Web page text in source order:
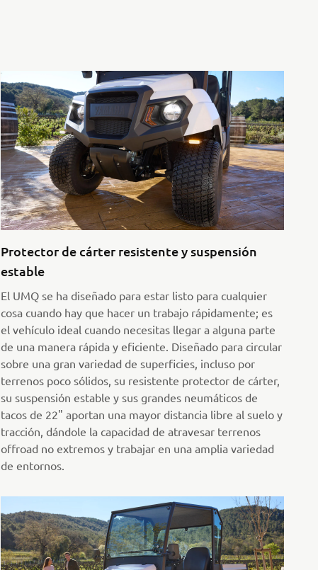
Protector de cárter resistente y suspensión
estable
El UMQ se ha diseñado para estar listo para cualquier
cosa cuando hay que hacer un trabajo rápidamente; es
el vehículo ideal cuando necesitas llegar a alguna parte
de una manera rápida y eficiente. Diseñado para circular
sobre una gran variedad de superficies, incluso por
terrenos poco sólidos, su resistente protector de cárter,
su suspensión estable y sus grandes neumáticos de
tacos de 22" aportan una mayor distancia libre al suelo y
tracción, dándole la capacidad de atravesar terrenos
offroad no extremos y trabajar en una amplia variedad
de entornos.